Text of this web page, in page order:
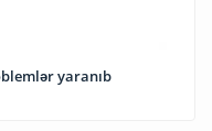
yaranıb